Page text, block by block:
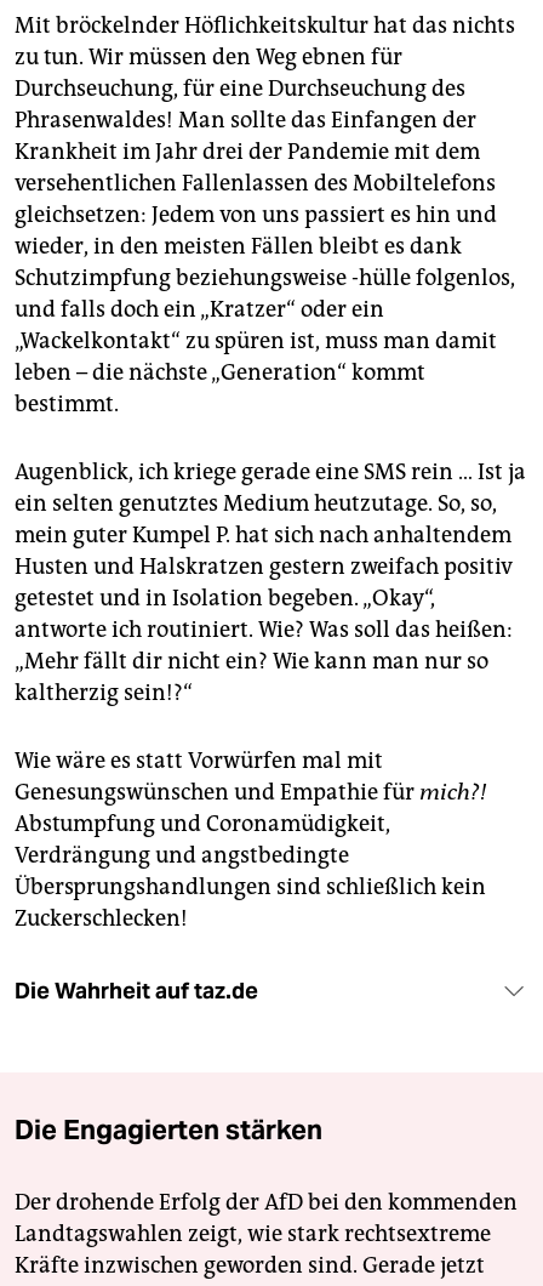
Mit bröckelnder Höflichkeitskultur hat das nichts
zu tun. Wir müssen den Weg ebnen für
Durchseuchung, für eine Durchseuchung des
Phrasenwaldes! Man sollte das Einfangen der
Krankheit im Jahr drei der Pandemie mit dem
versehentlichen Fallenlassen des Mobiltelefons
gleichsetzen: Jedem von uns passiert es hin und
wieder, in den meisten Fällen bleibt es dank
Schutzimpfung beziehungsweise -hülle folgenlos,
und falls doch ein „Kratzer“ oder ein
„Wackelkontakt“ zu spüren ist, muss man damit
leben – die nächste „Generation“ kommt
bestimmt.
Augenblick, ich kriege gerade eine SMS rein … Ist ja
ein selten genutztes Medium heutzutage. So, so,
mein guter Kumpel P. hat sich nach anhaltendem
Husten und Halskratzen gestern zweifach positiv
getestet und in Isolation begeben. „Okay“,
antworte ich routiniert. Wie? Was soll das heißen:
„Mehr fällt dir nicht ein? Wie kann man nur so
kaltherzig sein!?“
Wie wäre es statt Vorwürfen mal mit
Genesungswünschen und Empathie für mich?!
Abstumpfung und Coronamüdigkeit,
Verdrängung und angstbedingte
Übersprungshandlungen sind schließlich kein
Zuckerschlecken!
Die Wahrheit auf taz.de
Die Engagierten stärken
Der drohende Erfolg der AfD bei den kommenden
Landtagswahlen zeigt, wie stark rechtsextreme
Kräfte inzwischen geworden sind. Gerade jetzt